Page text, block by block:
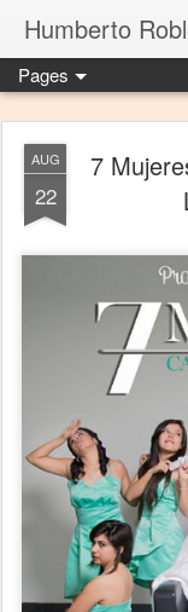
Humberto
Pages
AUG
22
7